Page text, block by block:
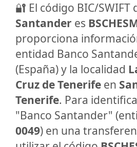
🔐 El código BIC/SWIFT
Santander es
proporciona
entidad Banco
(España) y la localidad
Cruz de Tenerife en
Tenerife. Para
"Banco Santander"
0049) en una